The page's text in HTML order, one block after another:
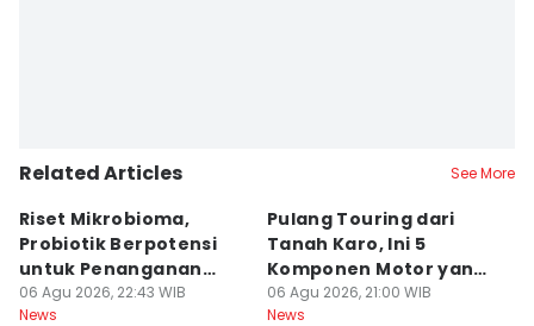
Related Articles See More
Riset Mikrobioma,
Probiotik Berpotensi
untuk Penanganan
Jerawat
06 Agu 2026, 22:43 WIB
News
Pulang Touring dari
Tanah Karo, Ini 5
Komponen Motor yang
Wajib Dicek
06 Agu 2026, 21:00 WIB
News